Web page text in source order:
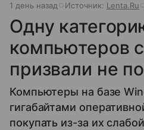
1 день назад Источник: Lenta.Ru
Одну
компьютеров
призвали не
Компьютеры на базе
гигабайтами
покупать из-за их слабой